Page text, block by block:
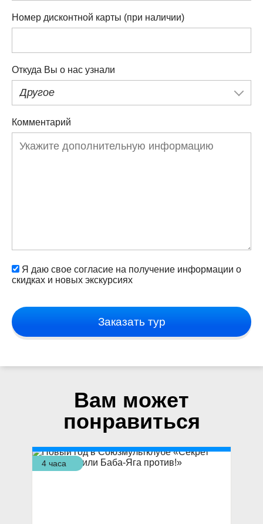
Номер дисконтной карты (при наличии)
Откуда Вы о нас узнали
Другое
Комментарий
Я даю свое согласие на получение информации о
скидках и новых экскурсиях
Заказать тур
Вам может
понравиться
4 часа